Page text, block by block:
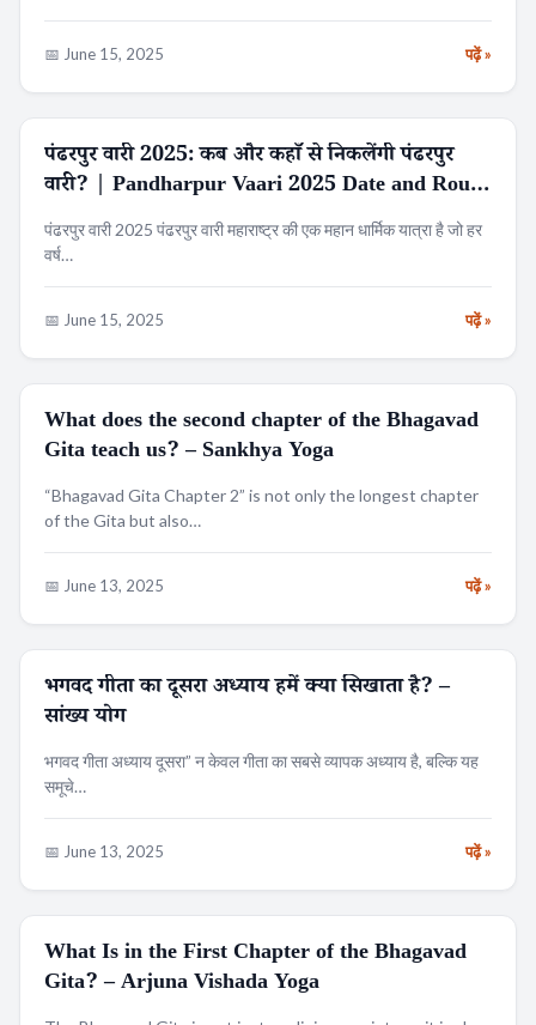
📅 June 15, 2025 पढ़ें »
ट्रेंडिंग
पंढरपुर वारी 2025: कब और कहाँ से निकलेंगी पंढरपुर
वारी? | Pandharpur Vaari 2025 Date and Route
Map.
पंढरपुर वारी 2025 पंढरपुर वारी महाराष्ट्र की एक महान धार्मिक यात्रा है जो हर
वर्ष…
📅 June 15, 2025 पढ़ें »
RELIGION
What does the second chapter of the Bhagavad
Gita teach us? – Sankhya Yoga
“Bhagavad Gita Chapter 2” is not only the longest chapter
of the Gita but also…
📅 June 13, 2025 पढ़ें »
धर्म
भगवद गीता का दूसरा अध्याय हमें क्या सिखाता है? –
सांख्य योग
भगवद गीता अध्याय दूसरा” न केवल गीता का सबसे व्यापक अध्याय है, बल्कि यह
समूचे…
📅 June 13, 2025 पढ़ें »
RELIGION
What Is in the First Chapter of the Bhagavad
Gita? – Arjuna Vishada Yoga